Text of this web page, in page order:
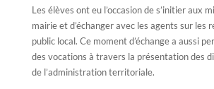
Les élèves ont eu l’occasion de s’initier aux
mairie et d’échanger avec les agents sur les
public local. Ce moment d’échange a aussi
des vocations à travers la présentation des
de l’administration territoriale.